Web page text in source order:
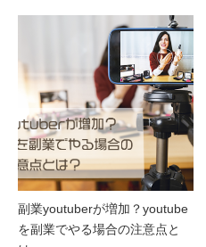
副業youtuberが増加？youtube
を副業でやる場合の注意点と